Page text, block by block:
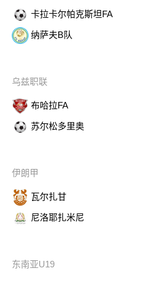
卡拉卡尔帕克斯坦FA
纳萨夫B队
乌兹职联
布哈拉FA
苏尔松多里奥
伊朗甲
瓦尔扎甘
尼洛耶扎米尼
东南亚U19